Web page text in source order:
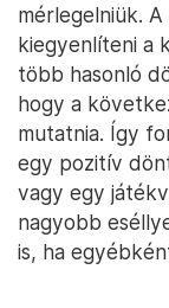
mérlegelniük.
kiegyenlíteni a
több hasonló
hogy a
mutatnia. Így
egy pozitív
vagy egy
nagyobb
is, ha